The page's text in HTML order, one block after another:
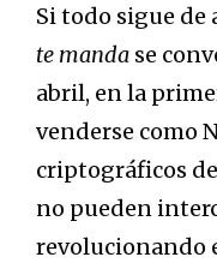
Si todo sigue de
te manda se
abril, en la
venderse como
criptográficos
no pueden
revolucionando